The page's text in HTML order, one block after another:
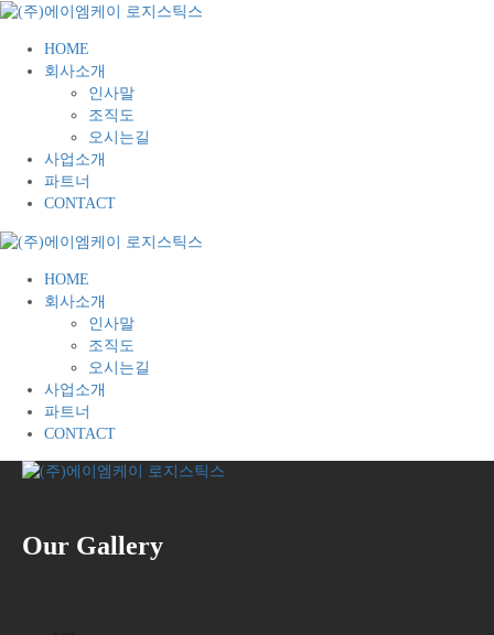
HOME
회사소개
인사말
조직도
오시는길
사업소개
파트너
CONTACT
HOME
회사소개
인사말
조직도
오시는길
사업소개
파트너
CONTACT
Our Gallery